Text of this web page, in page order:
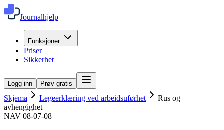
Journalhjelp
Funksjoner
Priser
Sikkerhet
Logg inn Prøv gratis
Skjema Legeerklæring ved arbeidsuførhet
Rus og
avhengighet
NAV 08-07-08